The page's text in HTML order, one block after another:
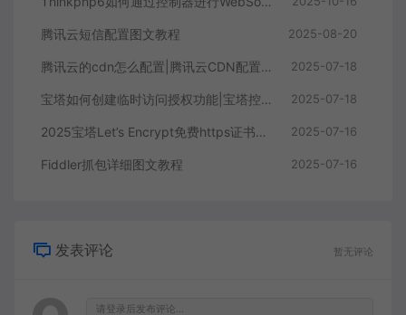
腾讯云短信配置图文教程 2025-08-20
腾讯云的cdn怎么配置|腾讯云CDN配置教程 2025-07-18
宝塔如何创建临时访问授权功能|宝塔控制面板创建临时登录教程 2025-07-18
2025宝塔Let’s Encrypt免费https证书如何自动续签 2025-07-16
Fiddler抓包详细图文教程 2025-07-16
发表评论 暂无评论